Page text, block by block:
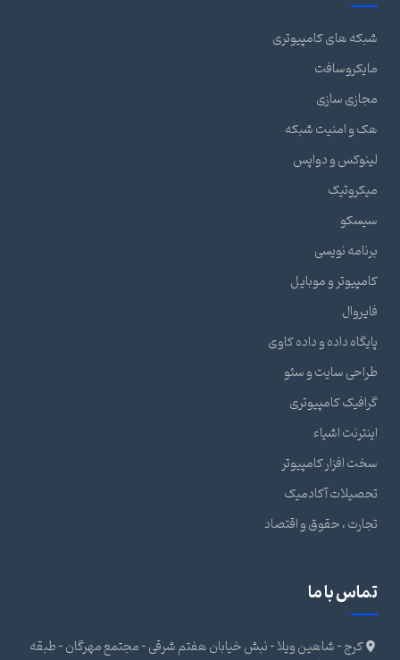
شبکه های کامپیوتری
مایکروسافت
مجازی سازی
هک و امنیت شبکه
لینوکس و دواپس
میکروتیک
سیسکو
برنامه نویسی
کامپیوتر و موبایل
فایروال
پایگاه داده و داده کاوی
طراحی سایت و سئو
گرافیک کامپیوتری
اینترنت اشیاء
سخت افزار کامپیوتر
تحصیلات آکادمیک
تجارت ، حقوق و اقتصاد
تماس با ما
کرج - شاهین ویلا - نبش خیابان هفتم شرقی - مجتمع مهرگان - طبقه